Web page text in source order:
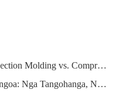
Hauora Silicone Extrusion vs. Injection Molding vs. Compression Molding: Ko Tehea Tukatuka He Tika Mo To Waahanga?
Tubing Silicone mo te Hanga Rongoa: Nga Tangohanga, Nga Riwai, me te Whakaritenga Ture.